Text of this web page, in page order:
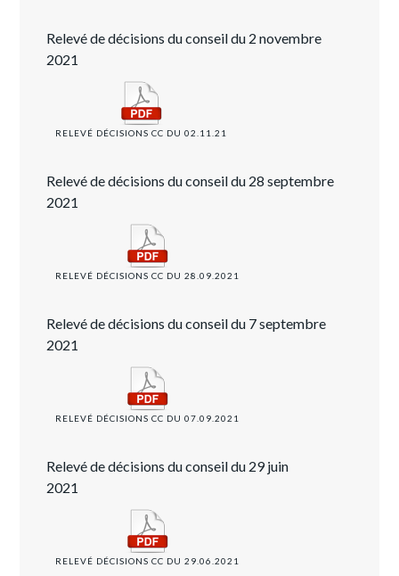
Relevé de décisions du conseil du 2 novembre
2021
RELEVÉ DÉCISIONS CC DU 02.11.21
Relevé de décisions du conseil du 28 septembre
2021
RELEVÉ DÉCISIONS CC DU 28.09.2021
Relevé de décisions du conseil du 7 septembre
2021
RELEVÉ DÉCISIONS CC DU 07.09.2021
Relevé de décisions du conseil du 29 juin
2021
RELEVÉ DÉCISIONS CC DU 29.06.2021